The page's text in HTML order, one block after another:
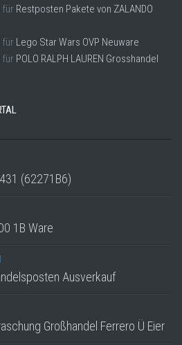
für Restposten Pakete von ZALANDO
für Lego Star Wars OVP Neuware
für POLO RALPH LAUREN Grosshandel
(62271B6)
1B Ware
Ausverkauf
Großhandel Ferrero Ü Eier